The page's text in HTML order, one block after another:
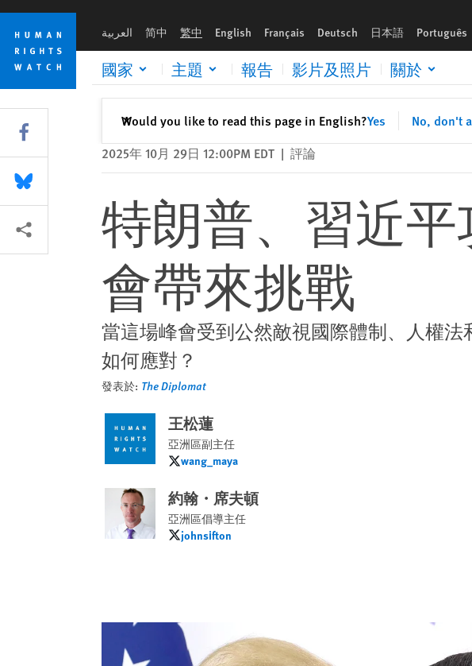
Skip
cookie
privacy
notice
Skip
main
content
العربية 简中 繁中 English Français Deutsch 日本語 Português
國家 主題 報告 影片及照片 關於
Would you like to read this page in English?Yes No, don't
✕關閉
2025年 10月 29日 12:00PM EDT | 評論
特朗普、習近平
會帶來挑戰
當這場峰會受到公然敵視國際體制、人權
如何應對？
發表於: The Diplomat
王松蓮
亞洲區副主任
wang_maya
wang_maya
約翰・席夫頓
亞洲區倡導主任
johnsifton
johnsifton
Share this via Facebook
Share this via Bluesky
More sharing options